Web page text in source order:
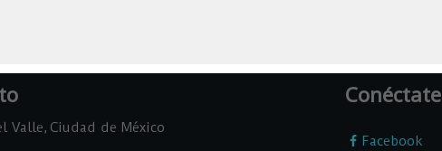
Valle, Ciudad de México
Conéctate
Facebook